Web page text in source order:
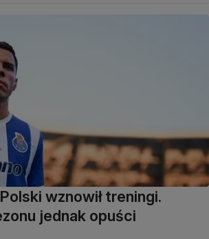
wznowił treningi.
jednak opuści